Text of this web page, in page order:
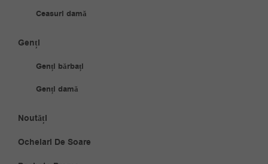
Ceasuri damă
Genți
Genți bărbați
Genți damă
Noutăți
Ochelari De Soare